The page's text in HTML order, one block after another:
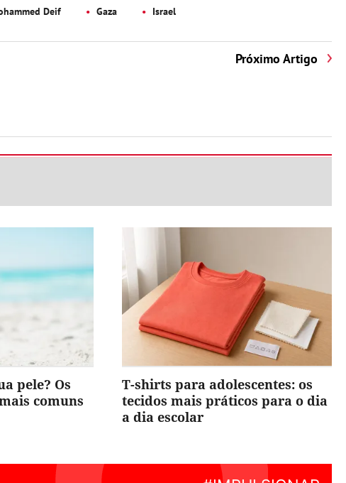
Deif Gaza Israel
Próximo Artigo
pele? Os
comuns
T-shirts para adolescentes: os
tecidos mais práticos para o dia
a dia escolar